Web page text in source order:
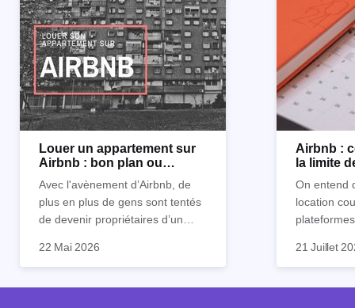
Louer un appartement sur
Airbnb : bon plan ou
Avec l'avènement d’Airbnb, de
plus en plus de gens sont tentés
de devenir propriétaires d’un
suite. On compte environ 25 000
sont des meublés touristiques à
22 Mai 2026
Airbnb :
la limite
On entend
location
idées
Je vais
entendu)
21 Juillet